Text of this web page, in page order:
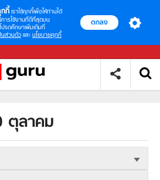
กกี้ เราใช้คุกกี้เพื่อให้ท่านได้
ารใช้งานที่ดีที่สุดบน
ปรดศึกษาเพิ่มเติมที่
นส่วนตัว และ นโยบายคุกกี้
ตกลง
ตุลาคม